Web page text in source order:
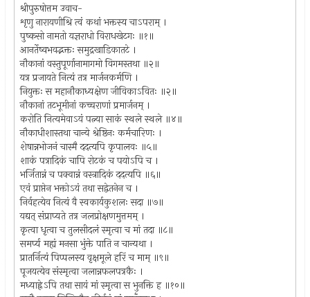
श्रीपुरुषोत्तम उवाच-
शृणु नारायणीश्रि त्वं कथां भक्तस्य चाऽपराम् ।
पुष्कसो नामतो यज्ञराधो विराधखेटगः ॥१॥
आनर्तेष्वभवद्भक्तः समुद्रखाडिकातटे ।
नौकानां वस्तुपूर्णानामागमो विगमस्तथा ॥२॥
यत्र प्रजायते नित्यं तत्र मार्जनकर्मणि ।
नियुक्तः स महानौकाध्यक्षेण जीविकाऽवितः ॥२॥
नौकानां तटभूमीनां कच्चराणां प्रमार्जनम् ।
करोति नित्यमेवाऽयं पत्न्या साकं स्थले स्थले ॥४॥
नौकाधीशास्तथा चान्ये श्रेष्ठिनः कर्मचारिणः ।
शेषान्नभोजनं चास्मै ददत्यपि कृपालवः ॥५॥
शाकं पत्रादिकं चापि रोटकं च पयोऽपि च ।
भर्जितान्नं च पक्वान्नं वस्त्रादिकं ददत्यपि ॥६॥
एवं प्राप्तेन भक्तोऽयं तथा सद्वेतनेन च ।
निर्वहत्येव नित्यं वै स्वकार्यकुशलः सदा ॥७॥
यद्यत् संप्राप्यते तत्र जलप्रोक्षणमुत्तमम् ।
कृत्वा धृत्वा च तुलसीदलं स्मृत्वा च मां तदा ॥८॥
समर्प्य मह्यं मनसा भुंक्ते पाति न चान्यथा ।
प्रातर्नित्यं पिप्पलस्य वृक्षमूले हरिं च माम् ॥९॥
पूजयत्येव संस्मृत्वा जलान्नफलपत्रकैः ।
मध्याह्नेऽपि तथा सायं मां स्मृत्वा स भुनक्ति ह ॥१०॥